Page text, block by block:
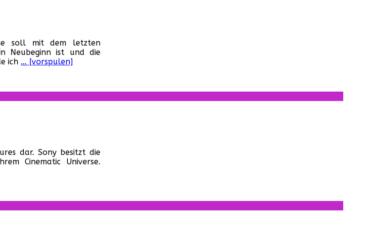
soll mit dem letzten
Neubeginn ist und die
ich … [vorspulen]
dar. Sony besitzt die
Cinematic Universe.